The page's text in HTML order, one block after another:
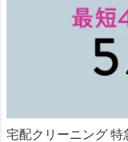
宅配クリーニング 特